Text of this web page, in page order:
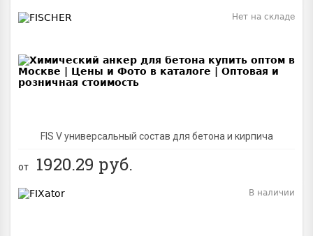
FIS V универсальный состав для бетона и кирпича
Нет на складе
от 1920.29 руб.
В наличии